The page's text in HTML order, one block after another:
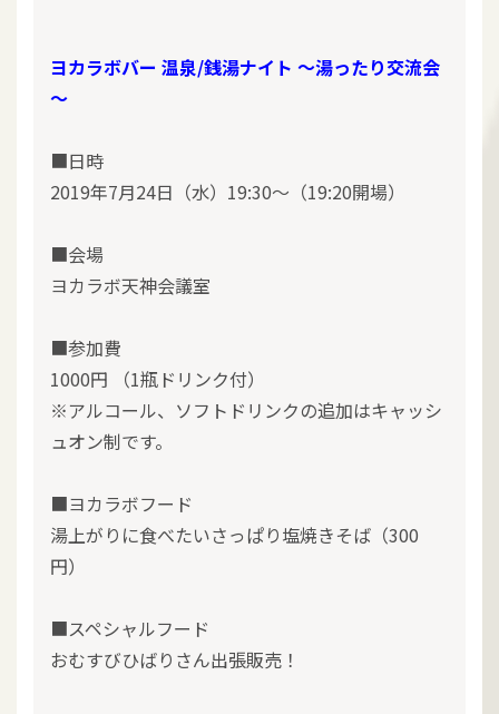
ヨカラボバー 温泉/銭湯ナイト ～湯ったり交流会
～
■日時
2019年7月24日（水）19:30～（19:20開場）
■会場
ヨカラボ天神会議室
■参加費
1000円 （1瓶ドリンク付）
※アルコール、ソフトドリンクの追加はキャッシ
ュオン制です。
■ヨカラボフード
湯上がりに食べたいさっぱり塩焼きそば（300
円）
■スペシャルフード
おむすびひばりさん出張販売！